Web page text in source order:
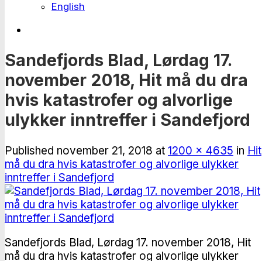
English
Sandefjords Blad, Lørdag 17.
november 2018, Hit må du dra
hvis katastrofer og alvorlige
ulykker inntreffer i Sandefjord
Published november 21, 2018 at 1200 × 4635 in Hit
må du dra hvis katastrofer og alvorlige ulykker
inntreffer i Sandefjord
Sandefjords Blad, Lørdag 17. november 2018, Hit
må du dra hvis katastrofer og alvorlige ulykker